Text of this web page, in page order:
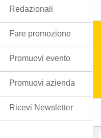
Redazionali
Fare promozione
Promuovi evento
Promuovi azienda
Ricevi Newsletter